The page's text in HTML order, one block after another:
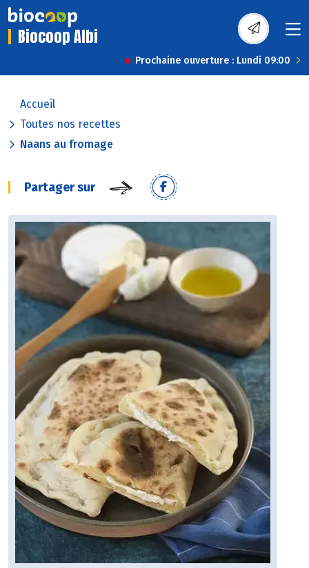
Biocoop Albi
Prochaine ouverture : Lundi 09:00
Accueil
Toutes nos recettes
Naans au fromage
Partager sur